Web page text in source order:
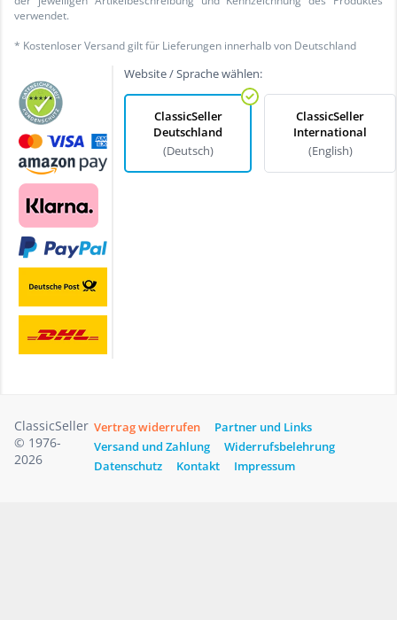
verwendet.
* Kostenloser Versand gilt für Lieferungen innerhalb von Deutschland
Website / Sprache wählen:
ClassicSeller
Deutschland
(Deutsch)
ClassicSeller
International
(English)
ClassicSeller
© 1976-
2026
Vertrag widerrufen
Partner und Links
Versand und Zahlung
Widerrufsbelehrung
Datenschutz
Kontakt Impressum